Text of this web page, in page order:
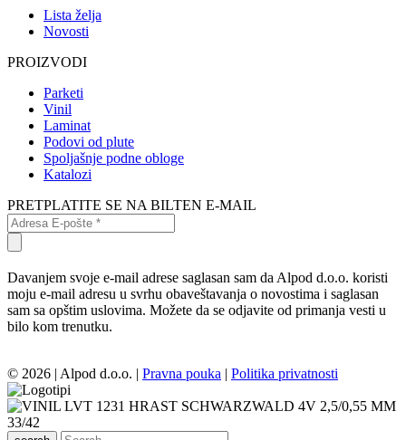
Lista želja
Novosti
PROIZVODI
Parketi
Vinil
Laminat
Podovi od plute
Spoljašnje podne obloge
Katalozi
PRETPLATITE SE NA BILTEN E-MAIL
Davanjem svoje e-mail adrese saglasan sam da Alpod d.o.o. koristi
moju e-mail adresu u svrhu obaveštavanja o novostima i saglasan
sam sa opštim uslovima. Možete da se odjavite od primanja vesti u
bilo kom trenutku.
© 2026 | Alpod d.o.o. | Pravna pouka | Politika privatnosti